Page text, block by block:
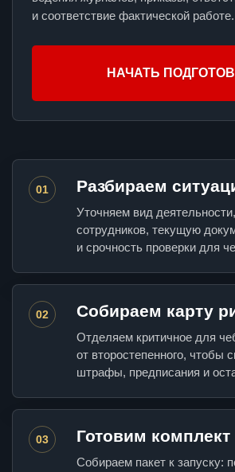
и соответствие фактической работе.
НАЧАТЬ
01 Разбираем
Уточняем вид
сотрудников, текущую
и срочность проверки для
02 Собираем карту
Отделяем критичное для
от второстепенного, чтобы
штрафы, предписания и
03 Готовим комплект
Собираем пакет к запуску: